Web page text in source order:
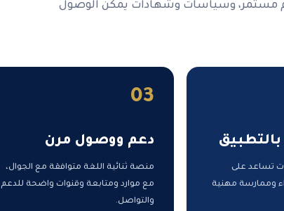
مستمر، وسياسات وشهادات يمكن الوصول
تساعد على
وممارسة مهنية
03
دعم ووصول مرن
منصة ثنائية اللغة متوافقة مع الجوال،
مع موارد ومتابعة وقنوات واضحة للدعم
والتواصل.